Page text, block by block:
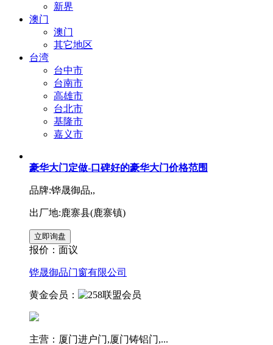
新界
澳门
澳门
其它地区
台湾
台中市
台南市
高雄市
台北市
基隆市
嘉义市
豪华大门定做-口碑好的豪华大门价格范围
品牌:铧晟御品,,
出厂地:鹿寨县(鹿寨镇)
报价： 面议
铧晟御品门窗有限公司
黄金会员：
主营：厦门进户门,厦门铸铝门,...